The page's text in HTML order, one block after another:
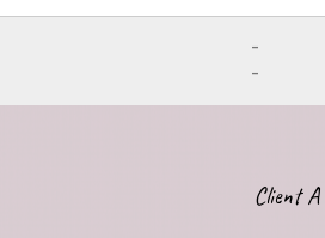
-
-
Client A